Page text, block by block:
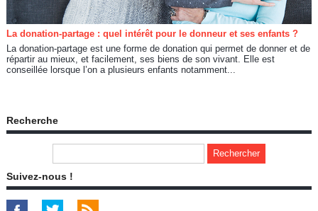
La donation-partage : quel intérêt pour le donneur et ses enfants ?
La donation-partage est une forme de donation qui permet de donner et de
répartir au mieux, et facilement, ses biens de son vivant. Elle est
conseillée lorsque l’on a plusieurs enfants notamment...
Recherche
Suivez-nous !